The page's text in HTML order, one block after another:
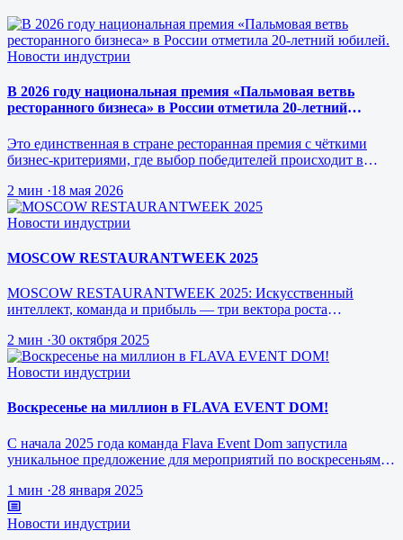
Новости индустрии
В 2026 году национальная премия «Пальмовая ветвь
ресторанного бизнеса» в России отметила 20-летний
Это единственная в стране ресторанная премия с чёткими
бизнес-критериями, где выбор победителей происходит в
2 мин ·18 мая 2026
Новости индустрии
MOSCOW RESTAURANTWEEK 2025
MOSCOW RESTAURANTWEEK 2025: Искусственный
интеллект, команда и прибыль — три вектора роста
2 мин ·30 октября 2025
Новости индустрии
Воскресенье на миллион в FLAVA EVENT DOM!
С начала 2025 года команда Flava Event Dom запустила
уникальное предложение для мероприятий по воскресеньям за
1 мин ·28 января 2025
Новости индустрии